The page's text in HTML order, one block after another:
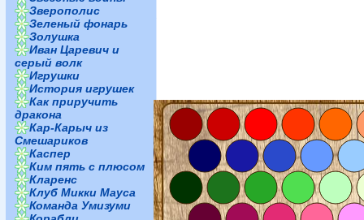
Зверополис
Зеленый фонарь
Золушка
Иван Царевич и
серый волк
Игрушки
История игрушек
Как приручить
дракона
Кар-Карыч из
Смешариков
Каспер
Ким пять с плюсом
Кларенс
Клуб Микки Мауса
Команда Умизуми